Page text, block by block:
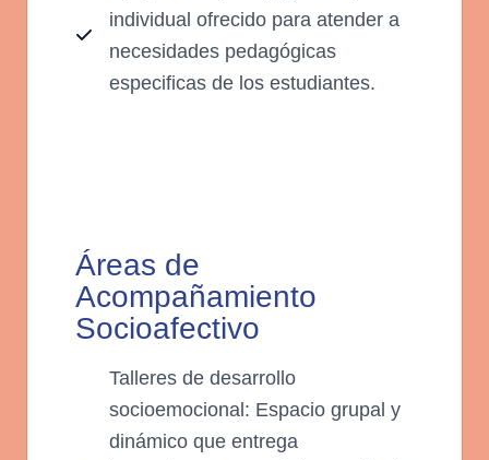
individual ofrecido para atender a
necesidades pedagógicas
especificas de los estudiantes.
Áreas de
Acompañamiento
Socioafectivo
Talleres de desarrollo
socioemocional: Espacio grupal y
dinámico que entrega